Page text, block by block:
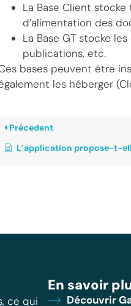
La Base Client
d’alimentation des
La Base GT stocke
publications, etc.
bases peuvent être
les héberger
Précedent
L’application propose-t-elle une gestion des
ce qui
En savoir
Découvrir